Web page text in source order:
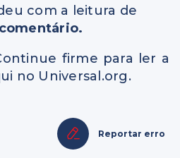
com a leitura de
firme para ler a
no Universal.org.
Reportar erro